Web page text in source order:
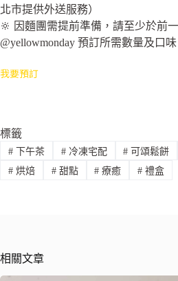
北市提供外送服務）
🔆 因麵團需提前準備，請至少於前
@yellowmonday 預訂所需數量及口味
我要預訂
標籤
#下午茶 #冷凍宅配 # 可頌鬆餅
#烘焙 #甜點 # 療癒 # 禮盒
相關文章